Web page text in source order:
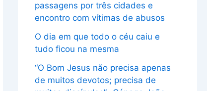
passagens por três cidades e
encontro com vítimas de abusos
O dia em que todo o céu caiu e
tudo ficou na mesma
“O Bom Jesus não precisa apenas
de muitos devotos; precisa de